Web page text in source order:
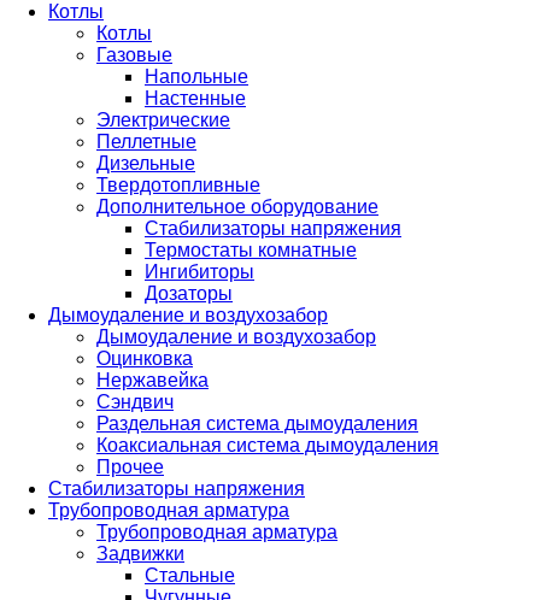
Котлы
Котлы
Газовые
Напольные
Настенные
Электрические
Пеллетные
Дизельные
Твердотопливные
Дополнительное оборудование
Стабилизаторы напряжения
Термостаты комнатные
Ингибиторы
Дозаторы
Дымоудаление и воздухозабор
Дымоудаление и воздухозабор
Оцинковка
Нержавейка
Сэндвич
Раздельная система дымоудаления
Коаксиальная система дымоудаления
Прочее
Стабилизаторы напряжения
Трубопроводная арматура
Трубопроводная арматура
Задвижки
Стальные